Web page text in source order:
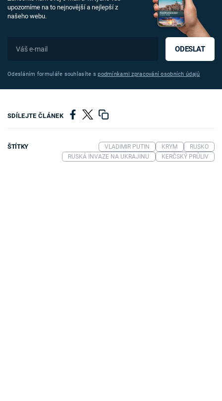
upozorníme na to nejnovější a nejlepší z
našeho webu.
ODESLAT
Odesláním formuláře souhlasíte spodmínkami zpracování osobních údajů
SDÍLEJTE ČLÁNEK
ŠTÍTKY VLADIMIR PUTIN KRYM
RUSKO
RUSKÁ INVAZE NA UKRAJINU
KERČSKÝ PRŮLIV